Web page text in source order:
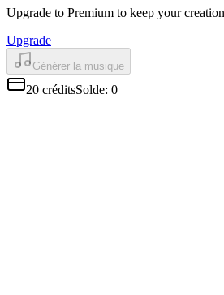
Upgrade to Premium to keep your
Upgrade
Générer la musique
20 créditsSolde: 0